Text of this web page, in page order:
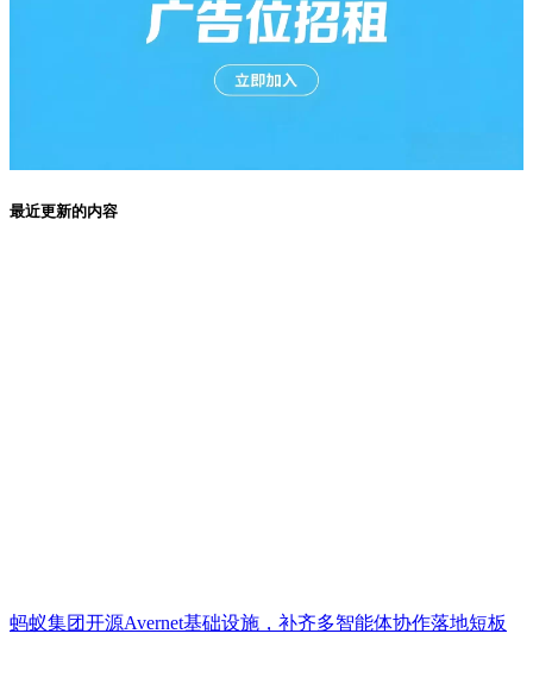
最近更新的内容
蚂蚁集团开源Avernet基础设施，补齐多智能体协作落地短板